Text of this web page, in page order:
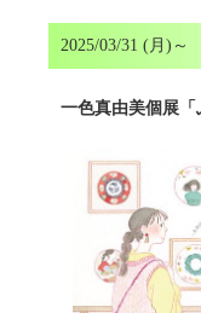
2025/03/31 (月)～
一色真由美個展「